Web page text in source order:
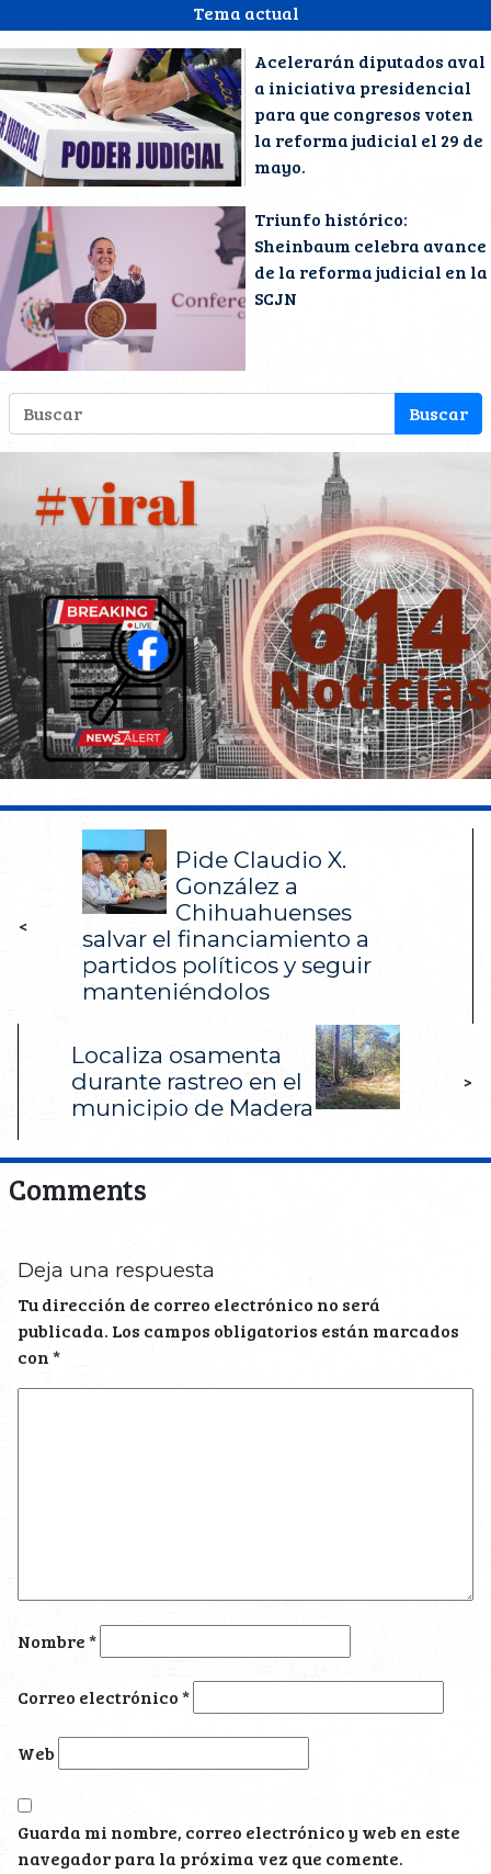
Tema actual
Acelerarán diputados aval
a iniciativa presidencial
para que congresos voten
la reforma judicial el 29 de
mayo.
Triunfo histórico:
Sheinbaum celebra avance
de la reforma judicial en la
SCJN
<
Pide Claudio X.
González a
Chihuahuenses
salvar el financiamiento a
partidos políticos y seguir
manteniéndolos
Localiza osamenta
durante rastreo en el
municipio de Madera
>
Comments
Deja una respuesta
Tu dirección de correo electrónico no será
publicada. Los campos obligatorios están marcados
con*
Nombre*
Correo electrónico*
Web
Guarda mi nombre, correo electrónico y web en este
navegador para la próxima vez que comente.